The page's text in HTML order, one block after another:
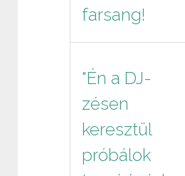
farsang!
"Én a DJ-
zésen
keresztül
próbálok